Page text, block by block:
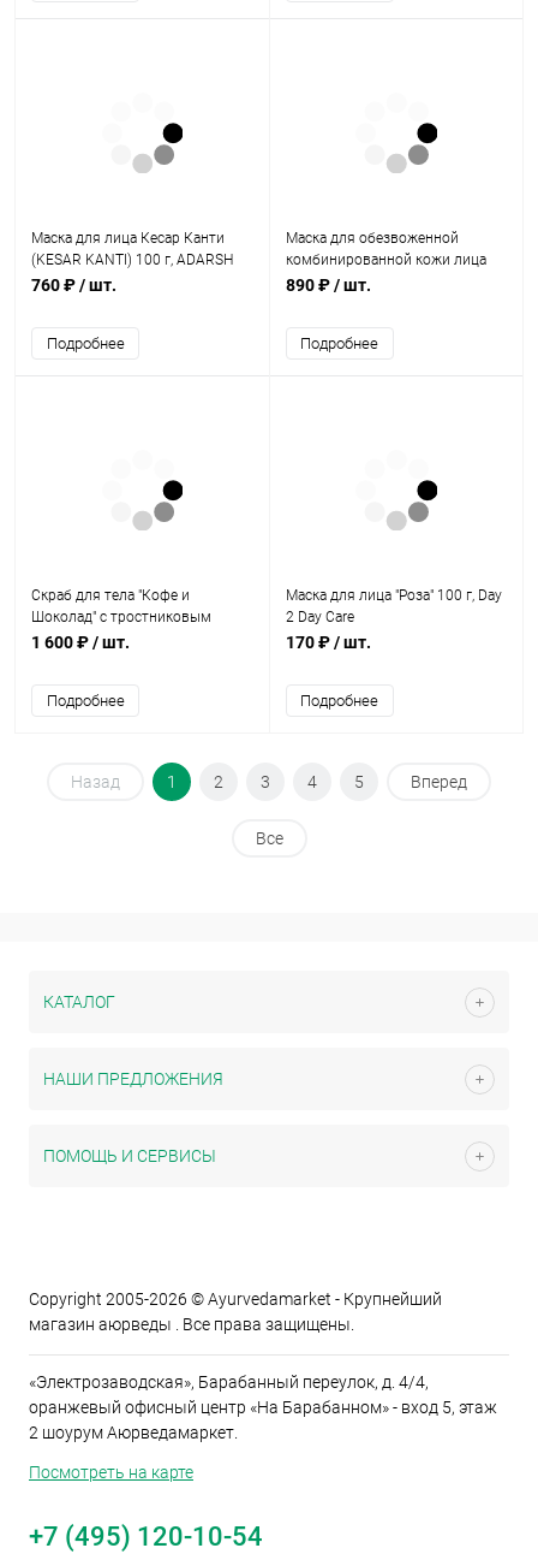
Маска для лица Кесар Канти
(KESAR KANTI) 100 г, ADARSH
760 ₽/ шт.
Подробнее
Маска для обезвоженной
комбинированной кожи лица
Aqua Matrix 65 мл, Jurassic Spa
890 ₽/ шт.
Подробнее
Скраб для тела "Кофе и
Шоколад" с тростниковым
сахаром, кофе и маслом какао
1 600 ₽/ шт.
Подробнее
Маска для лица "Роза" 100 г, Day
2 Day Care
170 ₽/ шт.
Подробнее
Назад 1 2 3 4 5 Вперед
Все
КАТАЛОГ
НАШИ ПРЕДЛОЖЕНИЯ
ПОМОЩЬ И СЕРВИСЫ
Copyright 2005-2026 © Ayurvedamarket - Крупнейший
магазин аюрведы . Все права защищены.
«Электрозаводская», Барабанный переулок, д. 4/4,
оранжевый офисный центр «На Барабанном» - вход 5, этаж
2 шоурум Аюрведамаркет.
Посмотреть на карте
+7 (495) 120-10-54